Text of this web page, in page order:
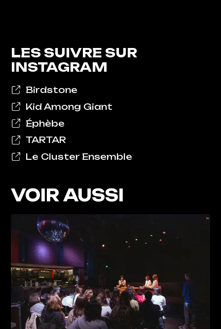
LES SUIVRE SUR
INSTAGRAM
Birdstone
Kid Among Giant
Éphèbe
TARTAR
Le Cluster Ensemble
VOIR AUSSI